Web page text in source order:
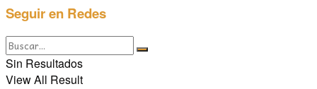
Seguir en Redes
Sin Resultados
View All Result